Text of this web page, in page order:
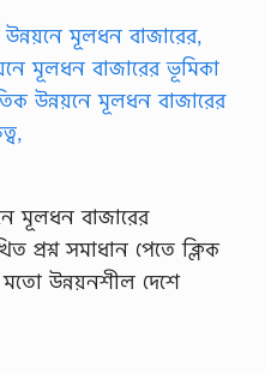
মূলধন বাজারের
প্রশ্ন সমাধান পেতে ক্লিক
উন্নয়নশীল দেশে